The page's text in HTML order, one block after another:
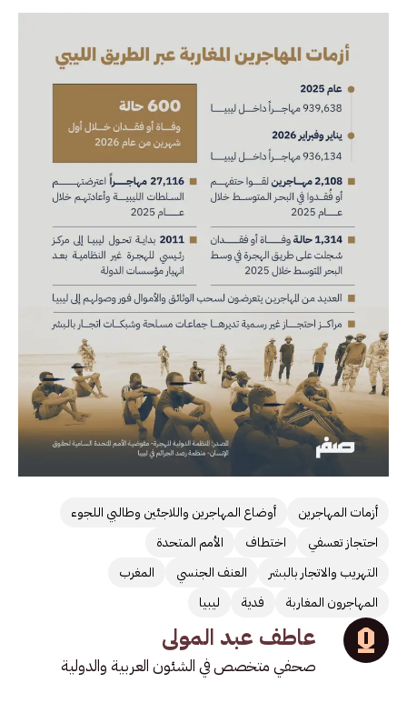
أزمات المهاجرين
أوضاع المهاجرين واللاجئين وطالبي اللجوء
احتجاز تعسفي
اختطاف
الأمم المتحدة
التهريب والاتجار بالبشر
العنف الجنسي
المغرب
المهاجرون المغاربة
فدية ليبيا
عاطف عبد المولى
صحفي متخصص في الشئون العربية والدولية